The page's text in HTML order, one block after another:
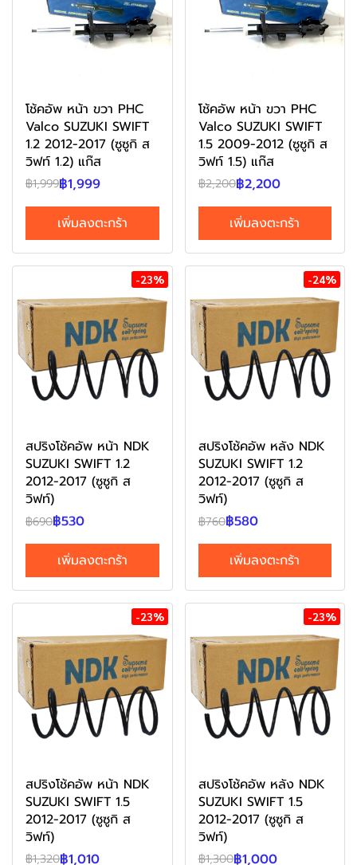
โช้คอัพ หน้า ขวา PHC
Valco SUZUKI SWIFT
1.2 2012-2017 (ซูซูกิ ส
วิฟท์ 1.2) แก๊ส
฿1,999฿1,999
เพิ่มลงตะกร้า
โช้คอัพ หน้า ขวา PHC
Valco SUZUKI SWIFT
1.5 2009-2012 (ซูซูกิ ส
วิฟท์ 1.5) แก๊ส
฿2,200฿2,200
เพิ่มลงตะกร้า
-23%
สปริงโช้คอัพ หน้า NDK
SUZUKI SWIFT 1.2
2012-2017 (ซูซูกิ ส
วิฟท์)
฿690฿530
เพิ่มลงตะกร้า
-24%
สปริงโช้คอัพ หลัง NDK
SUZUKI SWIFT 1.2
2012-2017 (ซูซูกิ ส
วิฟท์)
฿760฿580
เพิ่มลงตะกร้า
-23%
สปริงโช้คอัพ หน้า NDK
SUZUKI SWIFT 1.5
2012-2017 (ซูซูกิ ส
วิฟท์)
฿1,320฿1,010
-23%
สปริงโช้คอัพ หลัง NDK
SUZUKI SWIFT 1.5
2012-2017 (ซูซูกิ ส
วิฟท์)
฿1,300฿1,000